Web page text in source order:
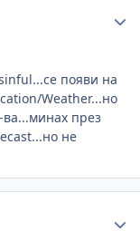
появи на
Weather...но
през
не